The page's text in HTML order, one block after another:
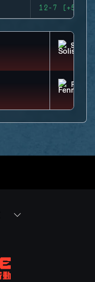
12-7 (+5)
SOLIS